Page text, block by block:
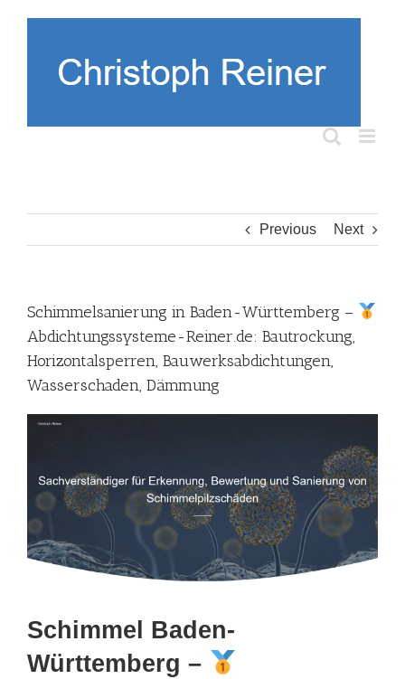
Previous Next
Schimmelsanierung in Baden-Württemberg –
Abdichtungssysteme-Reiner.de: Bautrockung,
Horizontalsperren, Bauwerksabdichtungen,
Wasserschaden, Dämmung
Schimmel Baden-
Württemberg –